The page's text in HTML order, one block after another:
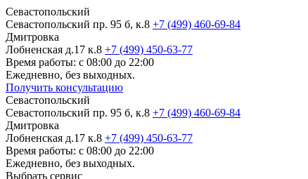
Севастопольский
Севастопольский пр. 95 б, к.8 +7 (499) 460-69-84
Дмитровка
Лобненская д.17 к.8 +7 (499) 450-63-77
Время работы: с 08:00 до 22:00
Ежедневно, без выходных.
Получить консультацию
Севастопольский
Севастопольский пр. 95 б, к.8 +7 (499) 460-69-84
Дмитровка
Лобненская д.17 к.8 +7 (499) 450-63-77
Время работы: с 08:00 до 22:00
Ежедневно, без выходных.
Выбрать сервис